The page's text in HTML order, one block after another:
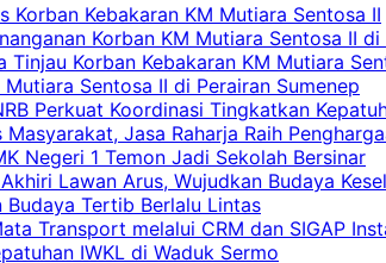
Korban Kebakaran KM Mutiara Sentosa II
Korban KM Mutiara Sentosa II di
Korban Kebakaran KM Mutiara
Sentosa II di Perairan Sumenep
Perkuat Koordinasi Tingkatkan
Jasa Raharja Raih
Negeri 1 Temon Jadi Sekolah Bersinar
Lawan Arus, Wujudkan Budaya
Budaya Tertib Berlalu Lintas
Transport melalui CRM dan SIGAP
IWKL di Waduk Sermo